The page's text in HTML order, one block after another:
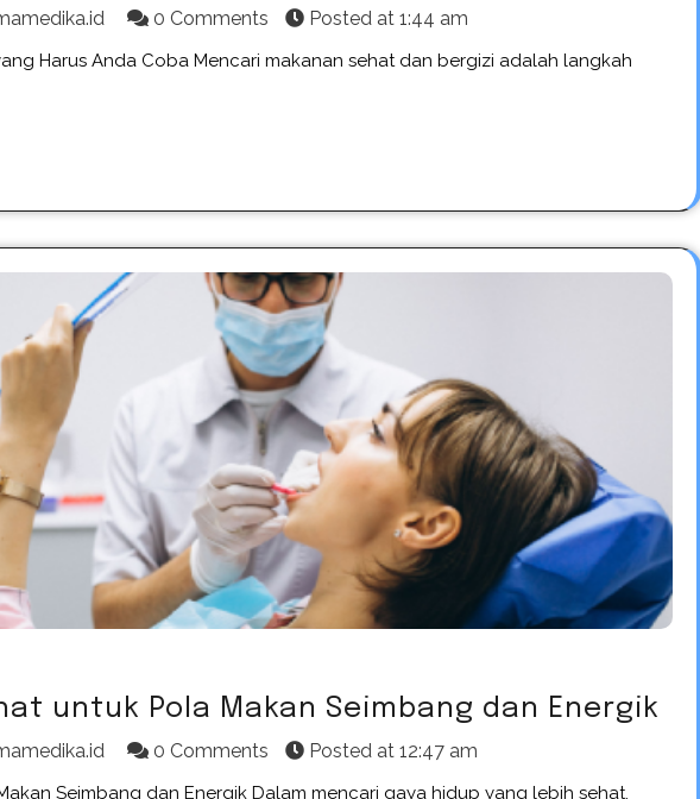
0 Comments Posted at 1:44 am
Harus Anda Coba Mencari makanan sehat dan bergizi adalah langkah
untuk Pola Makan Seimbang dan Energik
0 Comments Posted at 12:47 am
Seimbang dan Energik Dalam mencari gaya hidup yang lebih sehat,